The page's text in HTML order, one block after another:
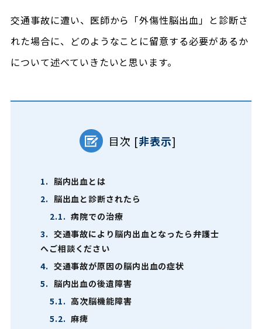
交通事故に遭い、医師から「外傷性脳出血」と診断さ
れた場合に、どのようなことに留意する必要があるか
について述べていきたいと思います。
目次 [非表示]
1. 脳内出血とは
2. 脳出血と診断されたら
2.1. 病院での治療
3. 交通事故により脳内出血となったら弁護士
へご相談ください
4. 交通事故が原因の脳内出血の症状
5. 脳内出血の後遺障害
5.1. 高次脳機能障害
5.2. 麻痺